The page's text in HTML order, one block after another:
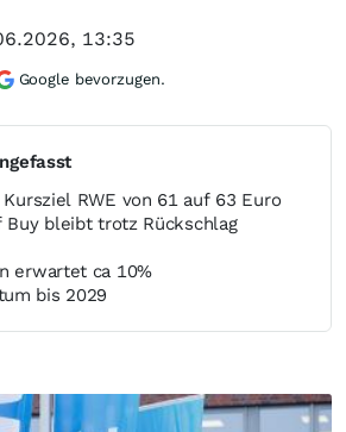
RWE von 61 auf 63 Euro
Buy bleibt trotz Rückschlag
erwartet ca 10%
bis 2029
13:35
Google bevorzugen.